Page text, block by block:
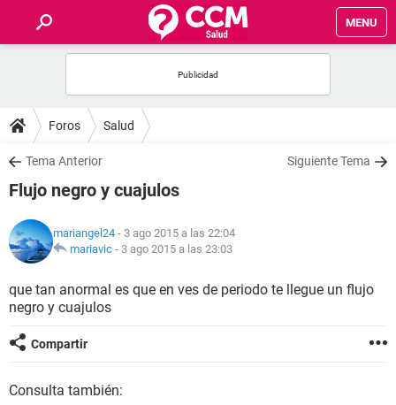
MENU
FOROS
SALUD
FAMILIA
NUTRICIÓN
BIENESTAR
SEXUALIDAD
GLOSARIO
Foros Salud
Tema Anterior Siguiente Tema
Flujo negro y cuajulos
mariangel24 - 3 ago 2015 a las 22:04
mariavic - 3 ago 2015 a las 23:03
que tan anormal es que en ves de periodo te llegue un flujo
negro y cuajulos
Compartir
Consulta también: